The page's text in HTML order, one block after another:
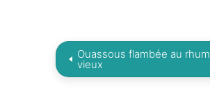
Ouassous flambée au rhum
vieux